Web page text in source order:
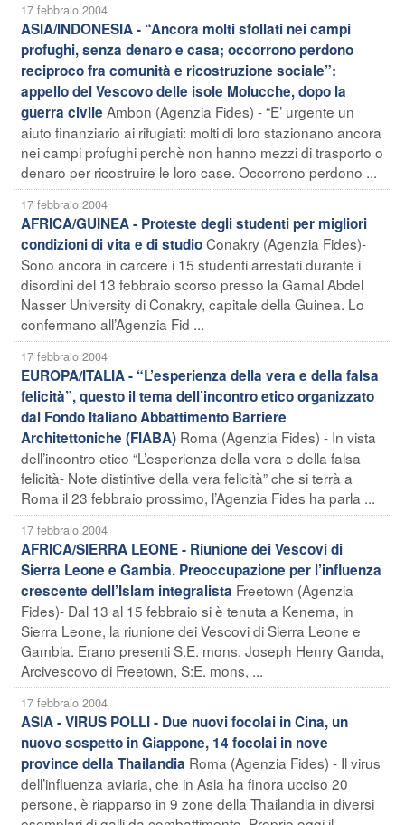
17 febbraio 2004
ASIA/INDONESIA - “Ancora molti sfollati nei campi
profughi, senza denaro e casa; occorrono perdono
reciproco fra comunità e ricostruzione sociale”:
appello del Vescovo delle isole Molucche, dopo la
guerra civile Ambon (Agenzia Fides) - “E’ urgente un
aiuto finanziario ai rifugiati: molti di loro stazionano ancora
nei campi profughi perchè non hanno mezzi di trasporto o
denaro per ricostruire le loro case. Occorrono perdono ...
17 febbraio 2004
AFRICA/GUINEA - Proteste degli studenti per migliori
condizioni di vita e di studioConakry (Agenzia Fides)-
Sono ancora in carcere i 15 studenti arrestati durante i
disordini del 13 febbraio scorso presso la Gamal Abdel
Nasser University di Conakry, capitale della Guinea. Lo
confermano all’Agenzia Fid ...
17 febbraio 2004
EUROPA/ITALIA - “L’esperienza della vera e della falsa
felicità”, questo il tema dell’incontro etico organizzato
dal Fondo Italiano Abbattimento Barriere
Architettoniche (FIABA) Roma (Agenzia Fides) - In vista
dell’incontro etico “L’esperienza della vera e della falsa
felicità- Note distintive della vera felicità” che si terrà a
Roma il 23 febbraio prossimo, l’Agenzia Fides ha parla ...
17 febbraio 2004
AFRICA/SIERRA LEONE - Riunione dei Vescovi di
Sierra Leone e Gambia. Preoccupazione per l’influenza
crescente dell’Islam integralista Freetown (Agenzia
Fides)- Dal 13 al 15 febbraio si è tenuta a Kenema, in
Sierra Leone, la riunione dei Vescovi di Sierra Leone e
Gambia. Erano presenti S.E. mons. Joseph Henry Ganda,
Arcivescovo di Freetown, S:E. mons, ...
17 febbraio 2004
ASIA - VIRUS POLLI - Due nuovi focolai in Cina, un
nuovo sospetto in Giappone, 14 focolai in nove
province della Thailandia Roma (Agenzia Fides) - Il virus
dell’influenza aviaria, che in Asia ha finora ucciso 20
persone, è riapparso in 9 zone della Thailandia in diversi